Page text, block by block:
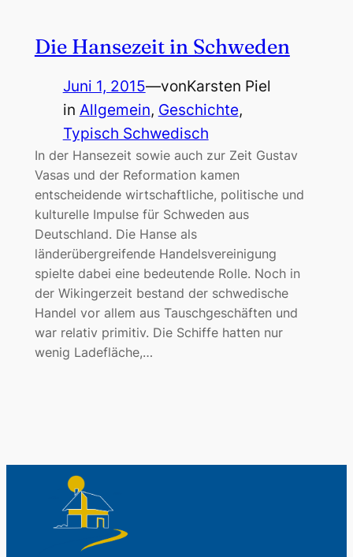
Die Hansezeit in Schweden
Juni 1, 2015—vonKarsten Piel
in Allgemein, Geschichte
Typisch Schwedisch
In der Hansezeit sowie auch zur Zeit Gustav
Vasas und der Reformation kamen
entscheidende wirtschaftliche, politische und
kulturelle Impulse für Schweden aus
Deutschland. Die Hanse als
länderübergreifende Handelsvereinigung
spielte dabei eine bedeutende Rolle. Noch in
der Wikingerzeit bestand der schwedische
Handel vor allem aus Tauschgeschäften und
war relativ primitiv. Die Schiffe hatten nur
wenig Ladefläche,…